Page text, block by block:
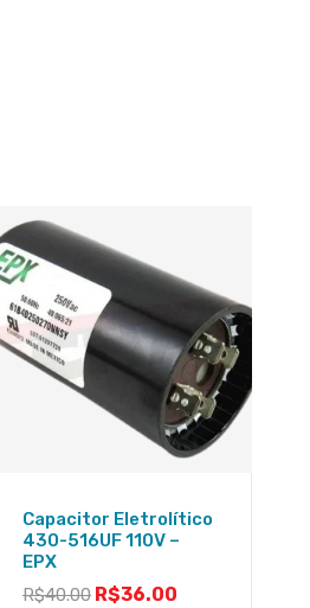
Capacitor Eletrolítico
430-516UF 110V –
EPX
R$40.00 R$36.00